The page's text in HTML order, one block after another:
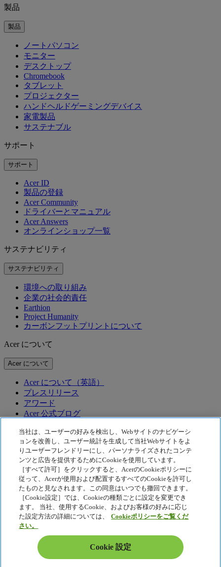
製品
製品
ノートパソコン
モニター
デスクトップ
Chromebook
タブレット
プロジェクター
ハンドヘルドゲーミングデバイス
家電製品
サステナブル
サポート
サポート
Acer ID
製品の登録
Acer Community
ドライバーとマニュアル
Acer Answers
オンラインショップ一覧
サステナビリティ
サステナビリティ
環境への取り組み
企業の社会的責任
Earthion
Project Humanity
カーボンフットプリントについて
Acer について
Acer について
Acer について（英語）
プレスリリース
アワード
Acer 公式ブログ
テクノロジー
テクノロジー
Acer テクノロジー
McAfee
Acer Display Widget
プライバシーポリシー
Cookie ポリシー
法的通知
Acer 法的情報
アクセシビリティポリシー
Cookie 設定
当社は、ユーザーの好みを検出し、Webサイトのナビゲーシ
ョンを改善し、ユーザー統計を生成して当社Webサイトをよ
りユーザーフレンドリーにし、パーソナライズされたコンテ
ンツと広告を提供するためにCookieを使用しています。
［すべて許可］をクリックすると、AcerのCookieポリシーに
従って、Acerが使用および配置するすべてのCookieを許可し
たものと見なされます。この同意はいつでも撤回できます。
［Cookie設定］では、Cookieの種類ごとに設定を変更でき
ます。 当社、使用するCookie、およびお客様の好みに応じ
た設定方法の詳細については、
Cookieポリシーをご覧くだ
さい。
Cookie 設定